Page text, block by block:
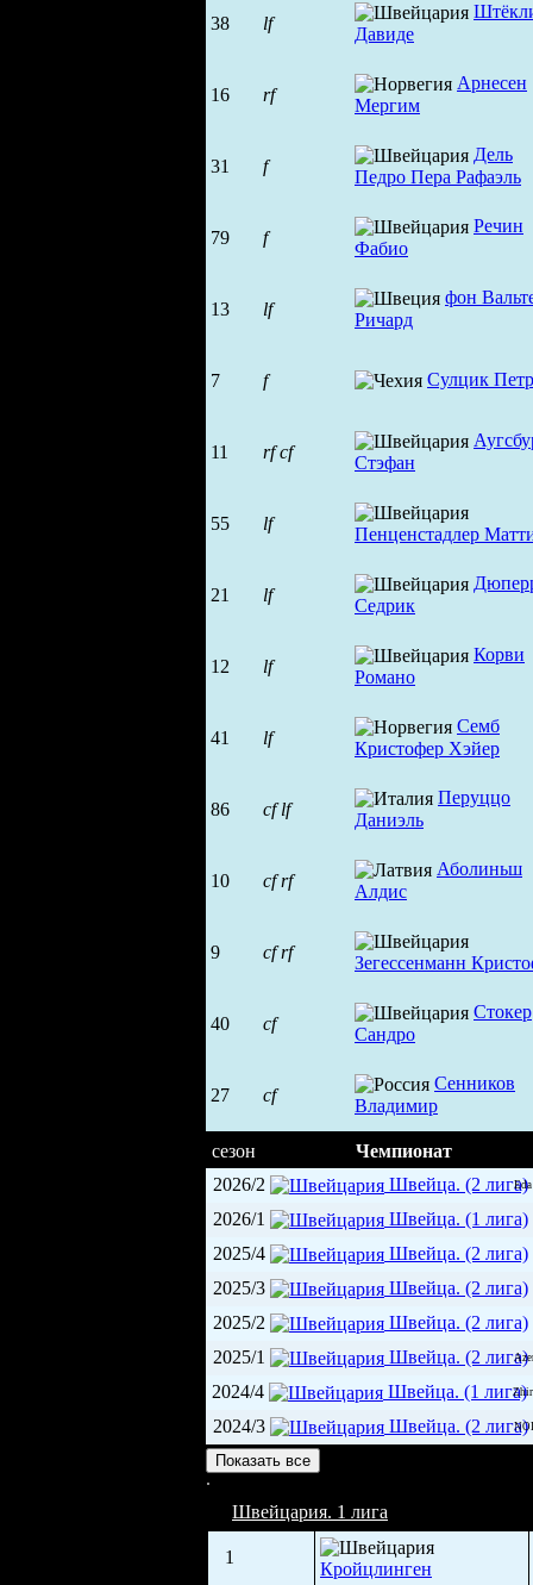
38 lf
Давиде
16 rf
Арнесен
Мергим
31 f
Дель
Педро Пера Рафаэль
79 f
Речин
Фабио
13 lf
фон
Ричард
7 f Сулцик Петр
11 rf cf
Стэфан
55 lf
Пенценстадлер
21 lf
Седрик
12 lf
Корви
Романо
41 lf
Семб
Кристофер Хэйер
86 cf lf
Перуццо
Даниэль
10 cf rf
Аболиньш
Алдис
9 cf rf
Зегессенманн
40 cf
Стокер
Сандро
27 cf
Сенников
Владимир
сезон
Чемпионат
2026/2
Швейца. (2 лига)
Eda
2026/1
Швейца. (1 лига)
2025/4
Швейца. (2 лига)
2025/3
Швейца. (2 лига)
2025/2
Швейца. (2 лига)
2025/1
Швейца. (2 лига)
2024/4 Швейца. (1 лига)
2024/3 Швейца. (2 лига)
Показать все
Ледовая арена (1 670)
Швейцария. 1 лига
1
Кройцлинген